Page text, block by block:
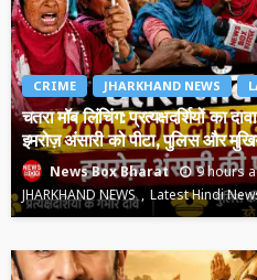
CRIME JHARKHAND NEWS
चतरा मॉब लिंचिंग: प्रत्यक्षदर्शियों
इमरोज़ अंसारी को पीटा, पुलिस और
News Box Bharat 9 hours
JHARKHAND NEWS
Latest Hindi